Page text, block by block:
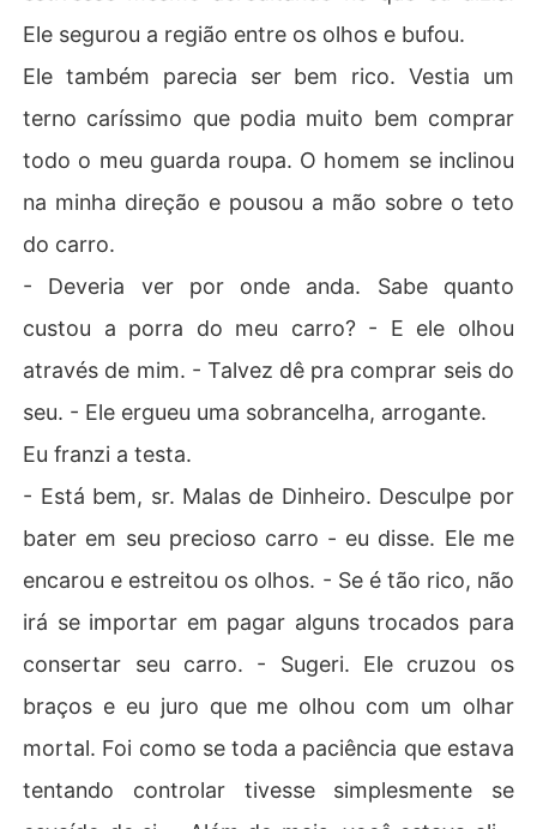
Ele segurou a região entre os olhos e bufou.
Ele também parecia ser bem rico. Vestia um
terno caríssimo que podia muito bem comprar
todo o meu guarda roupa. O homem se inclinou
na minha direção e pousou a mão sobre o teto
do carro.
- Deveria ver por onde anda. Sabe quanto
custou a porra do meu carro? - E ele olhou
através de mim. - Talvez dê pra comprar seis do
seu. - Ele ergueu uma sobrancelha, arrogante.
Eu franzi a testa.
- Está bem, sr. Malas de Dinheiro. Desculpe por
bater em seu precioso carro - eu disse. Ele me
encarou e estreitou os olhos. - Se é tão rico, não
irá se importar em pagar alguns trocados para
consertar seu carro. - Sugeri. Ele cruzou os
braços e eu juro que me olhou com um olhar
mortal. Foi como se toda a paciência que estava
tentando controlar tivesse simplesmente se